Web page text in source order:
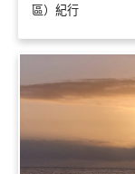
區）紀行